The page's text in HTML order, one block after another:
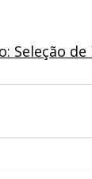
Seleção